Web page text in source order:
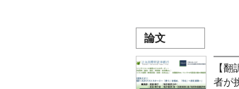
論文
【
者が